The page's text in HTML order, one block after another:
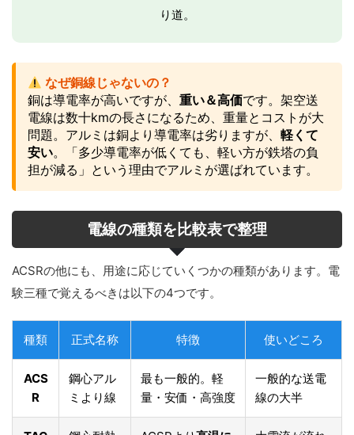
り道。
なぜ銅線じゃないの？
銅は導電率が高いですが、 重い＆高価です。架空送
電線は数十kmの長さになるため、重量とコストが大
問題。アルミは銅より導電率は劣りますが、 軽くて
安い。「多少導電率が低くても、軽い方が鉄塔の負
担が減る」という理由でアルミが選ばれています。
電線の種類を比較表で整理
ACSRの他にも、用途に応じていくつかの種類があります。電
験三種で覚えるべきは以下の4つです。
種類 正式名称 特徴 使いどころ
ACS
R
鋼心アル
ミより線
最も一般的。軽
量・安価・高強度
一般的な送電
線の大半